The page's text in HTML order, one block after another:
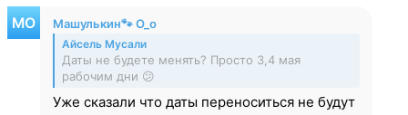
Машулькин🐾 О_о
Айсель Мусали
Даты не будете менять? Просто 3,4 мая
рабочим дни 😕
Уже сказали что даты переноситься не будут